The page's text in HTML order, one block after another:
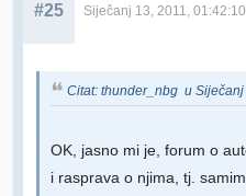
#25 Siječanj 13, 2011, 01:42:10
Citat: thunder_nbg u Siječanj
OK, jasno mi je, forum o
i rasprava o njima, tj.